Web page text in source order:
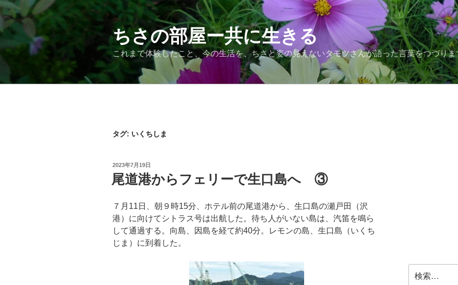
コ
ン
テ
ツ
ちさの部屋ー共に生きる
これまで体験したこと、今の生活を、ちさと姿の見えないタモツさんが語った言葉をつづりま
タグ: いくちしま
投
稿
日:
2023年7月19日
尾道港からフェリーで生口島へ ③
７月11日、朝９時15分、ホテル前の尾道港から、生口島の瀬戸田（沢
港）に向けてシトラス号は出航した。待ち人がいない島は、汽笛を鳴ら
して通過する。向島、因島を経て約40分。レモンの島、生口島（いくち
じま）に到着した。
索: